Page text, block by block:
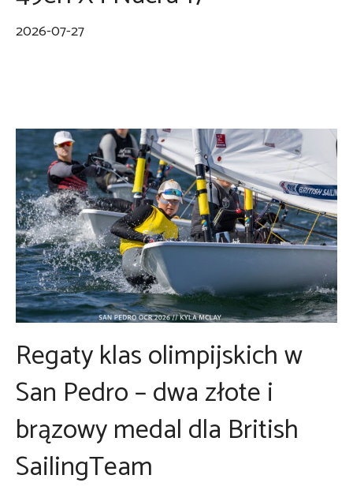
2026-07-27
Regaty klas olimpijskich w
San Pedro – dwa złote i
brązowy medal dla British
SailingTeam